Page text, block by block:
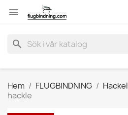

search
Hem FLUGBINDNING Hackel
hackle